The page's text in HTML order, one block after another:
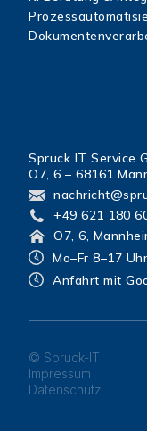
Spruck IT Service
O7, 6 – 68161
+49 621 180
O7, 6,
Mo–Fr 8–17 Uhr
Anfahrt mit
© Spruck-IT
Impressum
Datenschutz